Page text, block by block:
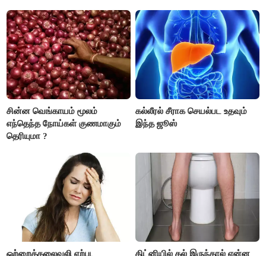
பொறுப்புகளை ஒப்படைப்பதில்
கவனம் தேவை..!
சின்ன வெங்காயம் மூலம்
எந்தெந்த நோய்கள் குணமாகும்
தெரியுமா ?
கல்லீரல் சீராக செயல்பட உதவும்
இந்த ஜூஸ்
ஒற்றைத்தலைவலி ஏற்பட கிட்னியில் கல் இருந்தால் என்ன